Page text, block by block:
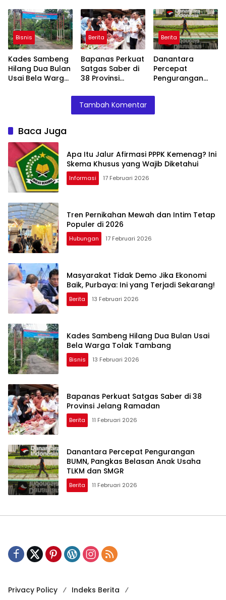
yang Wajib
Diketahui
Terjadi Sekarang!
Bisnis
Kades Sambeng
Hilang Dua Bulan
Usai Bela Warga
Berita
Bapanas Perkuat
Satgas Saber di
38 Provinsi
Berita
Danantara
Percepat
Pengurangan
Belasan Anak
SMGR
Tambah Komentar
Baca Juga
Apa Itu Jalur Afirmasi PPPK Kemenag? Ini
Skema Khusus yang Wajib Diketahui
Informasi 17 Februari 2026
Tren Pernikahan Mewah dan Intim Tetap
Populer di 2026
Hubungan 17 Februari 2026
Masyarakat Tidak Demo Jika Ekonomi
Baik, Purbaya: Ini yang Terjadi Sekarang!
Berita 13 Februari 2026
Kades Sambeng Hilang Dua Bulan Usai
Bela Warga Tolak Tambang
Bisnis 13 Februari 2026
Bapanas Perkuat Satgas Saber di 38
Provinsi Jelang Ramadan
Berita 11 Februari 2026
Danantara Percepat Pengurangan
BUMN, Pangkas Belasan Anak Usaha
TLKM dan SMGR
Berita 11 Februari 2026
Privacy Policy
Indeks Berita